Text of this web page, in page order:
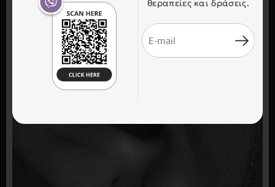
θεραπείες και δράσεις.
PHOTO GALLERY / ΠΡΙΝ & ΜΕΤΑ